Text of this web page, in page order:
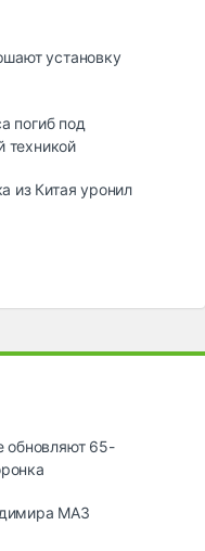
ycтaнoвкy
погиб под
техникой
из Китая уронил
обновляют 65-
МАЗ